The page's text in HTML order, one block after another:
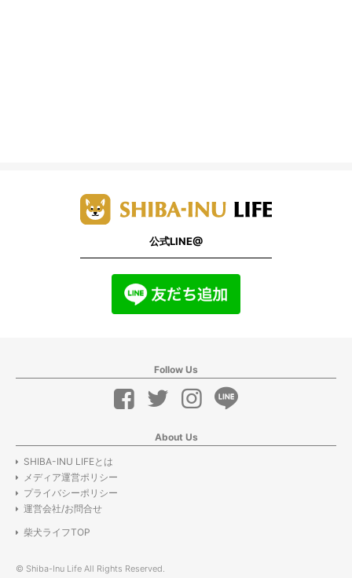
公式LINE@
Follow Us
About Us
SHIBA-INU LIFEとは
メディア運営ポリシー
プライバシーポリシー
運営会社/お問合せ
柴犬ライフTOP
© Shiba-Inu Life All Rights Reserved.